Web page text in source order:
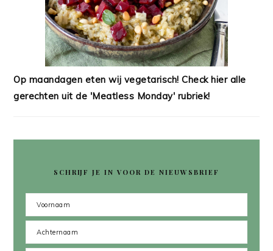
Op maandagen eten wij vegetarisch! Check hier alle
gerechten uit de 'Meatless Monday' rubriek!
SCHRIJF JE IN VOOR DE NIEUWSBRIEF